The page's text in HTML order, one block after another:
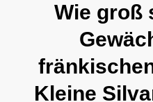
Wie groß
Kleine